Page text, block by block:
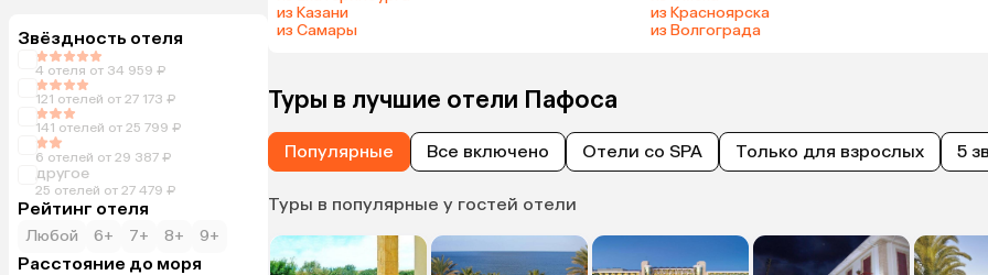
Звёздность отеля
4 отеля от 34 959 ₽
121 отелей от 27 173 ₽
141 отелей от 25 799 ₽
6 отелей от 29 387 ₽
другое
25 отелей от 27 479 ₽
Рейтинг отеля
Любой 6+ 7+ 8+ 9+
Расстояние до моря
из Казани
из Самары
из Красноярска
из Волгограда
Туры в лучшие отели Пафоса
Популярные Все включено Отели со SPA Только для взрослых 5
Туры в популярные у гостей отели